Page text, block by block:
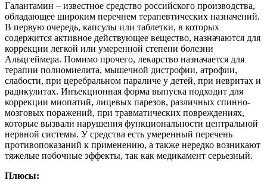
Галантамин – известное средство российского производства,
обладающее широким перечнем терапевтических назначений.
В первую очередь, капсулы или таблетки, в которых
содержится активное действующее вещество, назначаются для
коррекции легкой или умеренной степени болезни
Альцгеймера. Помимо прочего, лекарство назначается для
терапии полиомиелита, мышечной дистрофии, атрофии,
слабости, при церебральном параличе у детей, при невритах и
радикулитах. Инъекционная форма выпуска подходит для
коррекции миопатий, лицевых парезов, различных спинно-
мозговых поражений, при травматических повреждениях,
которые вызвали нарушения функциональности центральной
нервной системы. У средства есть умеренный перечень
противопоказаний к применению, а также нередко возникают
тяжелые побочные эффекты, так как медикамент серьезный.
Плюсы: